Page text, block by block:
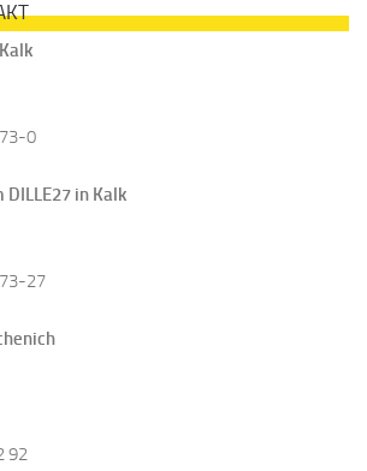
0
in Kalk
27
92